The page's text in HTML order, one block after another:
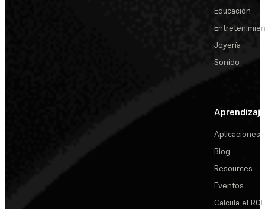
Educación
Joyería
Sonido
Aprendizaje
Aplicaciones
Blog
Resources
Eventos
Calcula el ROI